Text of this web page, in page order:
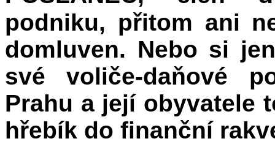
podniku, přitom ani
domluven. Nebo si
své voliče-daňové
Prahu a její obyvatele
hřebík do finanční